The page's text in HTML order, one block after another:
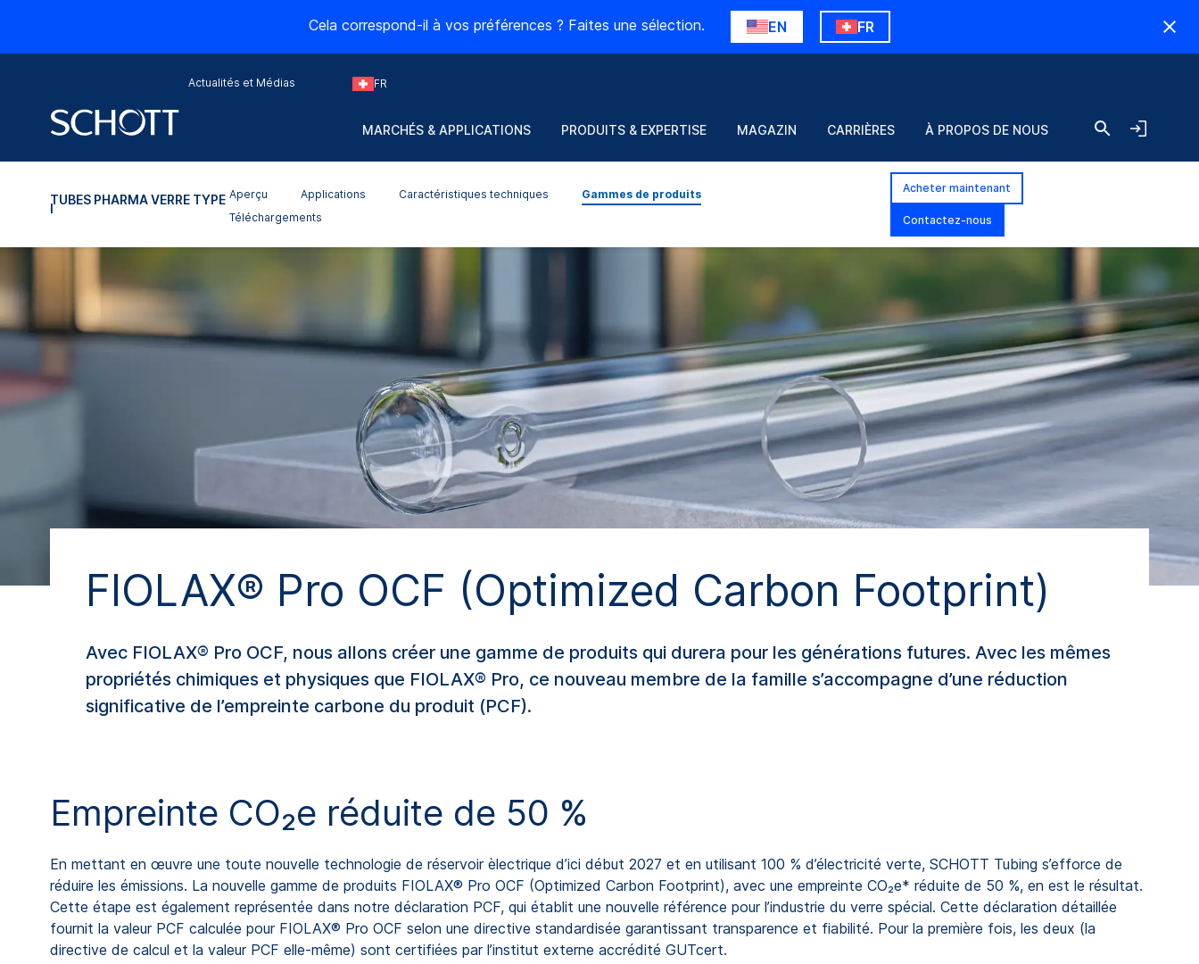
Cela correspond-il à vos préférences ? Faites une sélection. EN FR
Actualités et Médias FR
MARCHÉS & APPLICATIONS PRODUITS & EXPERTISE MAGAZIN CARRIÈRES À PROPOS DE NOUS
TUBES PHARMA VERRE TYPE
I
Aperçu Applications Caractéristiques techniques
Gammes de produits
Téléchargements
Acheter maintenant
Contactez-nous
FIOLAX® Pro OCF (Optimized Carbon Footprint)
Avec FIOLAX® Pro OCF, nous allons créer une gamme de produits qui durera pour les générations futures. Avec les mêmes
propriétés chimiques et physiques que FIOLAX® Pro, ce nouveau membre de la famille s’accompagne d’une réduction
significative de l’empreinte carbone du produit (PCF).
Empreinte CO₂e réduite de 50 %
En mettant en œuvre une toute nouvelle technologie de réservoir èlectrique d’ici début 2027 et en utilisant 100 % d’électricité verte, SCHOTT Tubing s’efforce de
réduire les émissions. La nouvelle gamme de produits FIOLAX® Pro OCF (Optimized Carbon Footprint), avec une empreinte CO₂e* réduite de 50 %, en est le résultat.
Cette étape est également représentée dans notre déclaration PCF, qui établit une nouvelle référence pour l’industrie du verre spécial. Cette déclaration détaillée
fournit la valeur PCF calculée pour FIOLAX® Pro OCF selon une directive standardisée garantissant transparence et fiabilité. Pour la première fois, les deux (la
directive de calcul et la valeur PCF elle-même) sont certifiées par l’institut externe accrédité GUTcert.